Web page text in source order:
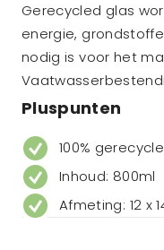
Gerecycled glas
energie,
nodig is voor het
Pluspunten
100%
Inhoud: 800ml
Afmeting: 12 x